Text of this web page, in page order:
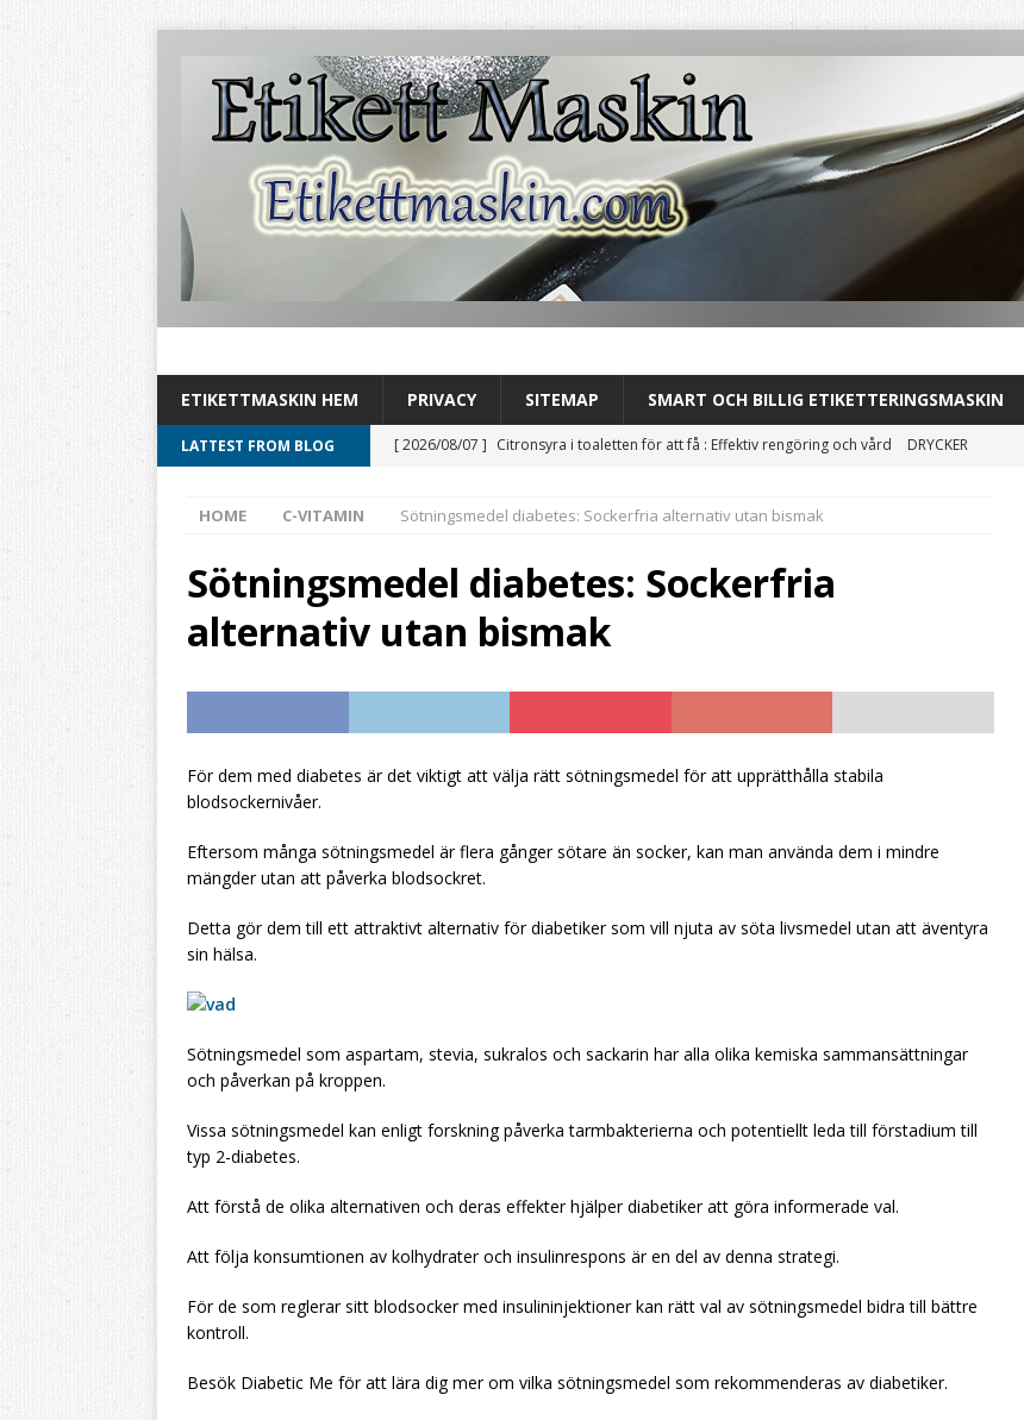
ETIKETTMASKIN HEM PRIVACY SITEMAP SMART OCH BILLIG ETIKETTERINGSMASKIN
LATTEST FROM BLOG [ 2026/08/07 ] Citronsyra i toaletten för att få : Effektiv rengöring och vård
DRYCKER
HEMBRYGGNING
[ 2026/08/03 ] Aromhusets Stilldrink: Perfekt för Dagens Lunch med Självservering
[ 2026/08/02 ] Byt över helt till Aromhusets stilldrink under lunchen och se skillnaden i
resultatet HEMBRYGGNING
HEMBRYGGNING
HOME C-VITAMIN Sötningsmedel diabetes: Sockerfria alternativ utan bismak
Sötningsmedel diabetes: Sockerfria
alternativ utan bismak
För dem med diabetes är det viktigt att välja rätt sötningsmedel för att upprätthålla stabila
blodsockernivåer.
Eftersom många sötningsmedel är flera gånger sötare än socker, kan man använda dem i mindre
mängder utan att påverka blodsockret.
Detta gör dem till ett attraktivt alternativ för diabetiker som vill njuta av söta livsmedel utan att äventyra
sin hälsa.
Sötningsmedel som aspartam, stevia, sukralos och sackarin har alla olika kemiska sammansättningar
och påverkan på kroppen.
Vissa sötningsmedel kan enligt forskning påverka tarmbakterierna och potentiellt leda till förstadium till
typ 2-diabetes.
Att förstå de olika alternativen och deras effekter hjälper diabetiker att göra informerade val.
Att följa konsumtionen av kolhydrater och insulinrespons är en del av denna strategi.
För de som reglerar sitt blodsocker med insulininjektioner kan rätt val av sötningsmedel bidra till bättre
kontroll.
Besök Diabetic Me för att lära dig mer om vilka sötningsmedel som rekommenderas av diabetiker.